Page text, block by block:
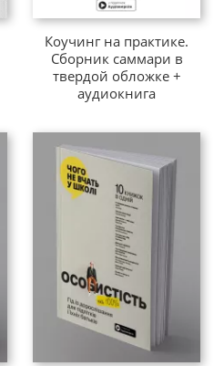
Коучинг на практике.
Сборник саммари в
твердой обложке +
аудиокнига